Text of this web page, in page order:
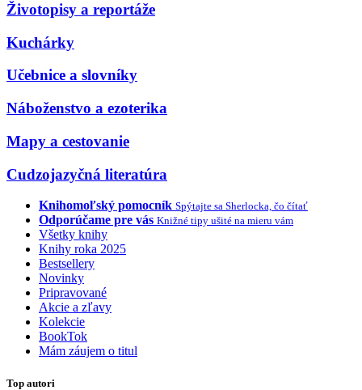
Životopisy a reportáže
Kuchárky
Učebnice a slovníky
Náboženstvo a ezoterika
Mapy a cestovanie
Cudzojazyčná literatúra
Knihomoľský pomocník Spýtajte sa Sherlocka, čo čítať
Odporúčame pre vás Knižné tipy ušité na mieru vám
Všetky knihy
Knihy roka 2025
Bestsellery
Novinky
Pripravované
Akcie a zľavy
Kolekcie
BookTok
Mám záujem o titul
Top autori